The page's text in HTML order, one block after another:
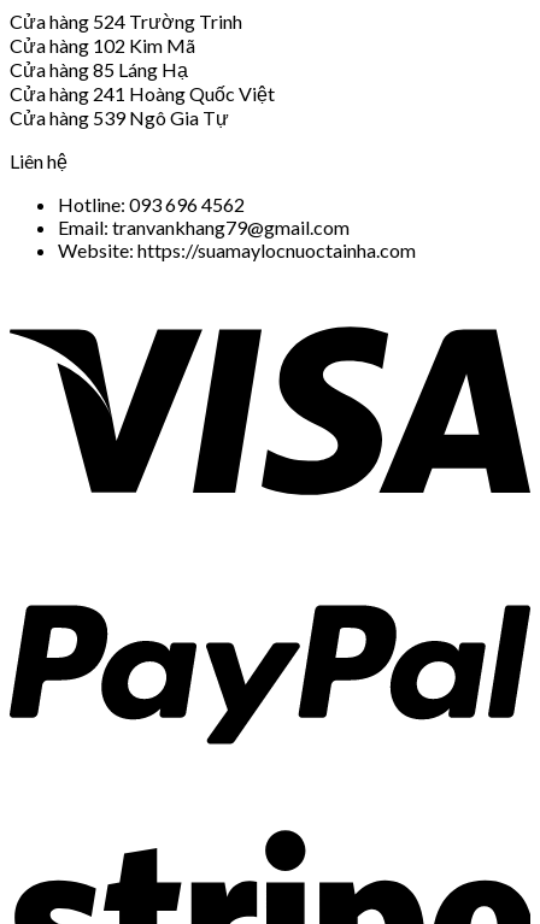
Cửa hàng 524 Trường Trinh
Cửa hàng 102 Kim Mã
Cửa hàng 85 Láng Hạ
Cửa hàng 241 Hoàng Quốc Việt
Cửa hàng 539 Ngô Gia Tự
Liên hệ
Hotline: 093 696 4562
Email: tranvankhang79@gmail.com
Website: https://suamaylocnuoctainha.com